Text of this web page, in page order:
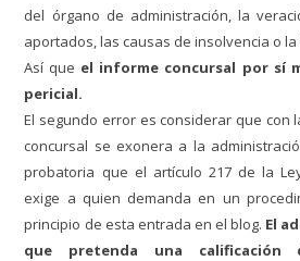
del órgano de administración, la
aportados, las causas de insolvencia o
Así que el informe concursal por sí
pericial.
El segundo error es considerar que con
concursal se exonera a la
probatoria que el artículo 217 de la
exige a quien demanda en un
principio de esta entrada en el blog. El
que pretenda una calificación